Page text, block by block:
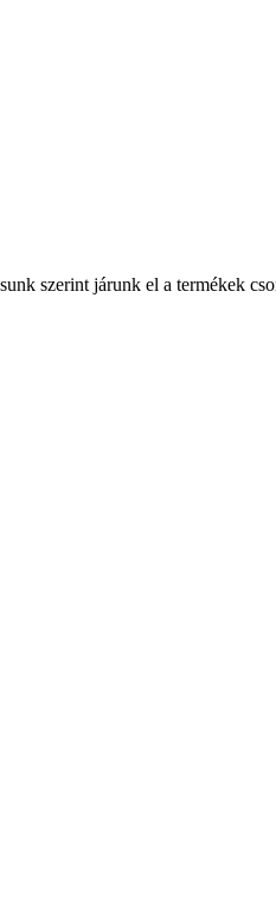
szerint járunk el a termékek